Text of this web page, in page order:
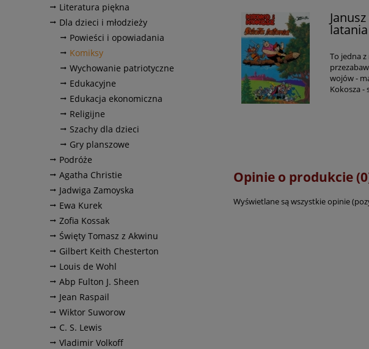
Literatura piękna
Dla dzieci i młodzieży
Powieści i opowiadania
Komiksy
Wychowanie patriotyczne
Edukacyjne
Edukacja ekonomiczna
Religijne
Szachy dla dzieci
Gry planszowe
Podróże
Agatha Christie
Jadwiga Zamoyska
Ewa Kurek
Zofia Kossak
Święty Tomasz z Akwinu
Gilbert Keith Chesterton
Louis de Wohl
Abp Fulton J. Sheen
Jean Raspail
Wiktor Suworow
C. S. Lewis
Vladimir Volkoff
latania
To jedna
wojów -
Kokosza -
Opinie o produkcie
Wyświetlane są wszystkie opinie